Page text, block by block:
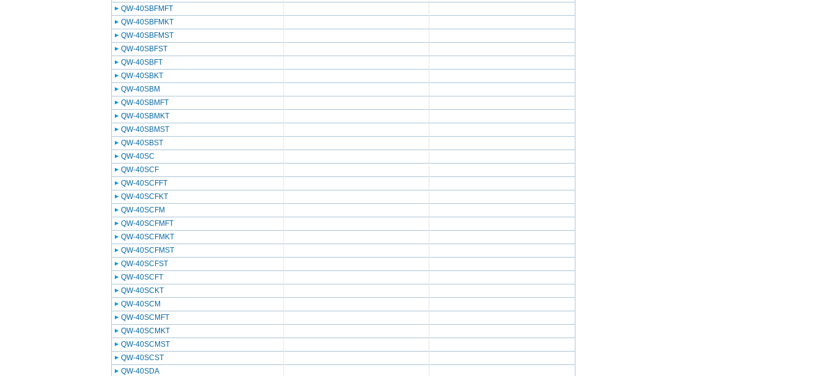
QW-40SBFMFT
QW-40SBFMKT
QW-40SBFMST
QW-40SBFST
QW-40SBFT
QW-40SBKT
QW-40SBM
QW-40SBMFT
QW-40SBMKT
QW-40SBMST
QW-40SBST
QW-40SC
QW-40SCF
QW-40SCFFT
QW-40SCFKT
QW-40SCFM
QW-40SCFMFT
QW-40SCFMKT
QW-40SCFMST
QW-40SCFST
QW-40SCFT
QW-40SCKT
QW-40SCM
QW-40SCMFT
QW-40SCMKT
QW-40SCMST
QW-40SCST
QW-40SDA